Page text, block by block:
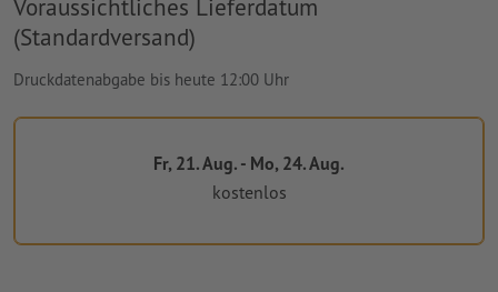
Voraussichtliches Lieferdatum
(Standardversand)
Druckdatenabgabe bis heute 12:00 Uhr
Fr, 21. Aug. - Mo, 24. Aug.
kostenlos